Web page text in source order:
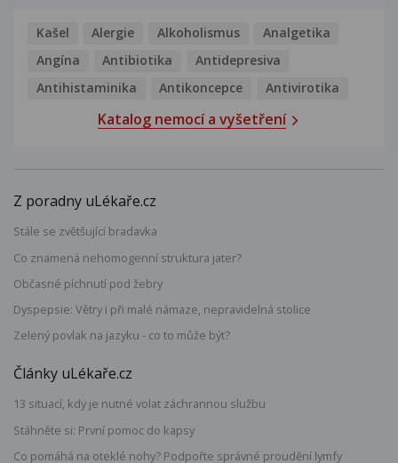
Kašel Alergie Alkoholismus
Analgetika
Angína
Antibiotika
Antidepresiva
Antihistaminika
Antikoncepce Antivirotika
Katalog nemocí a vyšetření
Z poradny uLékaře.cz
Stále se zvětšující bradavka
Co znamená nehomogenní struktura jater?
Občasné píchnutí pod žebry
Dyspepsie: Větry i při malé námaze, nepravidelná stolice
Zelený povlak na jazyku - co to může být?
Články uLékaře.cz
13 situací, kdy je nutné volat záchrannou službu
Stáhněte si: První pomoc do kapsy
Co pomáhá na oteklé nohy? Podpořte správné proudění lymfy